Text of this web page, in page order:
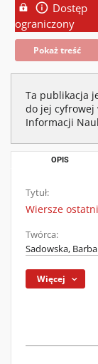
Dostęp
ograniczony
Pokaż treść
Ta publikacja
do jej cyfrowej
Informacji
OPIS
Tytuł:
Wiersze
Twórca:
Sadowska,
Więcej